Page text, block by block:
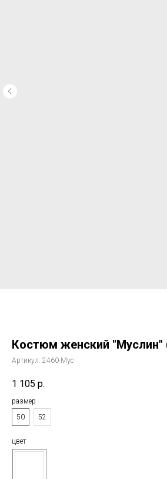
Костюм женский
Артикул: 2460-Мус
1 105 р.
размер
50
52
цвет